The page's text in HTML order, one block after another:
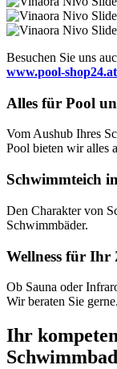
Besuchen Sie uns
www.pool-shop24.at
Alles für Pool
Vom Aushub Ihres
Pool bieten wir alles
Schwimmteich
Den Charakter von
Schwimmbäder.
Wellness für Ihr
Ob Sauna oder
Wir beraten Sie gerne.
Ihr